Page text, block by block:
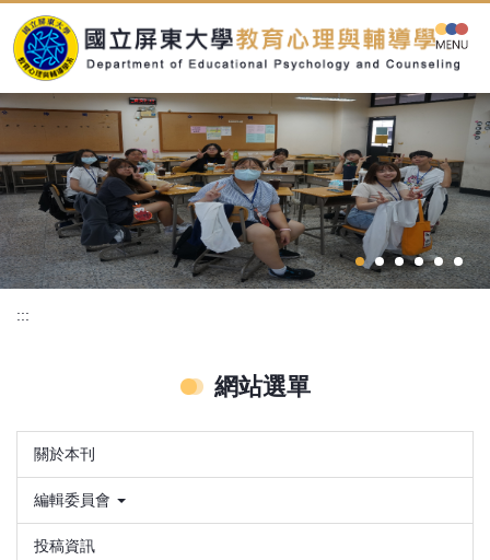
到
主
內
容
區
:::
網站選單
關於本刊
編輯委員會
投稿資訊